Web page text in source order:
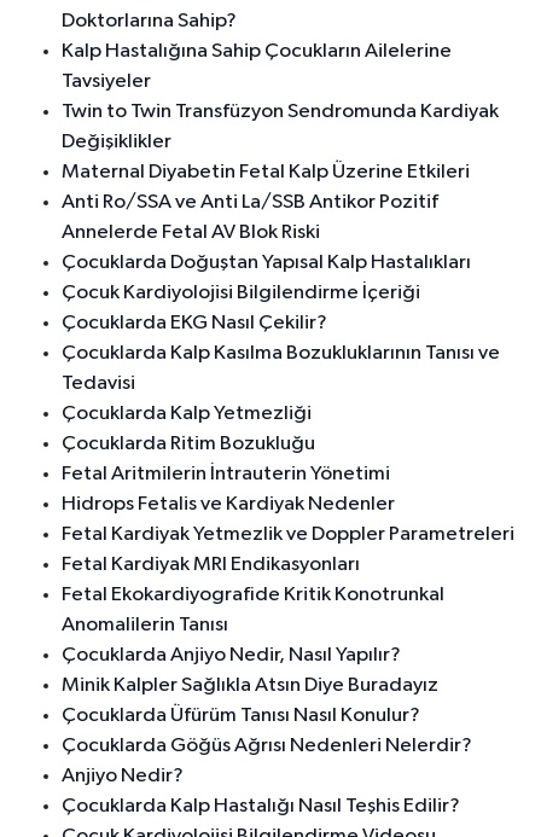
Doktorlarına Sahip?
Kalp Hastalığına Sahip Çocukların Ailelerine
Tavsiyeler
Twin to Twin Transfüzyon Sendromunda Kardiyak
Değişiklikler
Maternal Diyabetin Fetal Kalp Üzerine Etkileri
Anti Ro/SSA ve Anti La/SSB Antikor Pozitif
Annelerde Fetal AV Blok Riski
Çocuklarda Doğuştan Yapısal Kalp Hastalıkları
Çocuk Kardiyolojisi Bilgilendirme İçeriği
Çocuklarda EKG Nasıl Çekilir?
Çocuklarda Kalp Kasılma Bozukluklarının Tanısı ve
Tedavisi
Çocuklarda Kalp Yetmezliği
Çocuklarda Ritim Bozukluğu
Fetal Aritmilerin İntrauterin Yönetimi
Hidrops Fetalis ve Kardiyak Nedenler
Fetal Kardiyak Yetmezlik ve Doppler Parametreleri
Fetal Kardiyak MRI Endikasyonları
Fetal Ekokardiyografide Kritik Konotrunkal
Anomalilerin Tanısı
Çocuklarda Anjiyo Nedir, Nasıl Yapılır?
Minik Kalpler Sağlıkla Atsın Diye Buradayız
Çocuklarda Üfürüm Tanısı Nasıl Konulur?
Çocuklarda Göğüs Ağrısı Nedenleri Nelerdir?
Anjiyo Nedir?
Çocuklarda Kalp Hastalığı Nasıl Teşhis Edilir?